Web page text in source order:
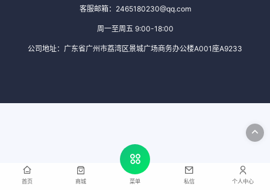
客服邮箱：2465180230@qq.com
周一至周五 9:00-18:00
公司地址：广东省广州市荔湾区景城广场商务办公楼A001座A9233
首页 商城 菜单 私信 个人中心